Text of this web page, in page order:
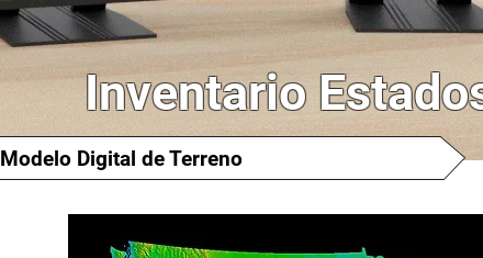
Inventario
Modelo Digital de Terreno